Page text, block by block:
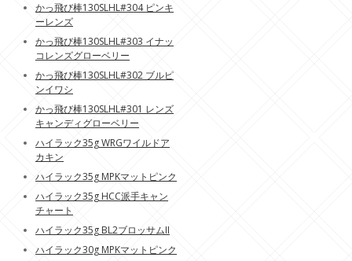
かっ飛び棒130SLHL#304 ピンキ
ーレンズ
かっ飛び棒130SLHL#303 イナッ
コレンズグローベリー
かっ飛び棒130SLHL#302 ブルピ
ンイワシ
かっ飛び棒130SLHL#301 レンズ
キャンディグローベリー
ハイラック35g WRGワイルドア
カキン
ハイラック35g MPKマットピンク
ハイラック35g HCC派手キャン
チャート
ハイラック35g BL2ブロッサムII
ハイラック30g MPKマットピンク